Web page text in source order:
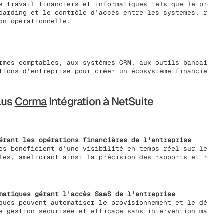
travail financiers et informatiques tels que le
et le contrôle d'accès entre les systèmes,
opérationnelle.
comptables, aux systèmes CRM, aux outils
d'entreprise pour créer un écosystème
CormaIntégration à NetSuite
les opérations financières de l'entreprise
bénéficient d'une visibilité en temps réel sur
améliorant ainsi la précision des rapports et
gérant l'accès SaaS de l'entreprise
peuvent automatiser le provisionnement et le
gestion sécurisée et efficace sans intervention